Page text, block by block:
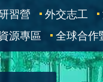
習營
外交志工
源專區
全球合作